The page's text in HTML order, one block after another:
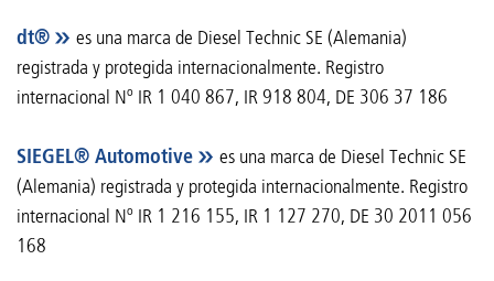
dt®
es una marca de Diesel Technic SE (Alemania)
registrada y protegida internacionalmente. Registro
internacional Nº IR 1 040 867, IR 918 804, DE 306 37 186
SIEGEL® Automotive
es una marca de Diesel Technic SE
(Alemania) registrada y protegida internacionalmente. Registro
internacional Nº IR 1 216 155, IR 1 127 270, DE 30 2011 056
168